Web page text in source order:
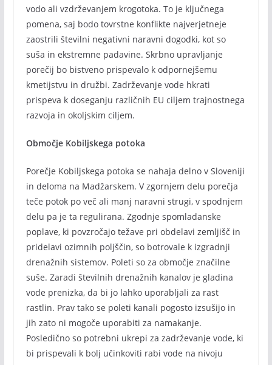
vodo ali vzdrževanjem krogotoka. To je ključnega
pomena, saj bodo tovrstne konflikte najverjetneje
zaostrili številni negativni naravni dogodki, kot so
suša in ekstremne padavine. Skrbno upravljanje
porečij bo bistveno prispevalo k odpornejšemu
kmetijstvu in družbi. Zadrževanje vode hkrati
prispeva k doseganju različnih EU ciljem trajnostnega
razvoja in okoljskim ciljem.
Območje Kobiljskega potoka
Porečje Kobiljskega potoka se nahaja delno v Sloveniji
in deloma na Madžarskem. V zgornjem delu porečja
teče potok po več ali manj naravni strugi, v spodnjem
delu pa je ta regulirana. Zgodnje spomladanske
poplave, ki povzročajo težave pri obdelavi zemljišč in
pridelavi ozimnih poljščin, so botrovale k izgradnji
drenažnih sistemov. Poleti so za območje značilne
suše. Zaradi številnih drenažnih kanalov je gladina
vode prenizka, da bi jo lahko uporabljali za rast
rastlin. Prav tako se poleti kanali pogosto izsušijo in
jih zato ni mogoče uporabiti za namakanje.
Posledično so potrebni ukrepi za zadrževanje vode, ki
bi prispevali k bolj učinkoviti rabi vode na nivoju